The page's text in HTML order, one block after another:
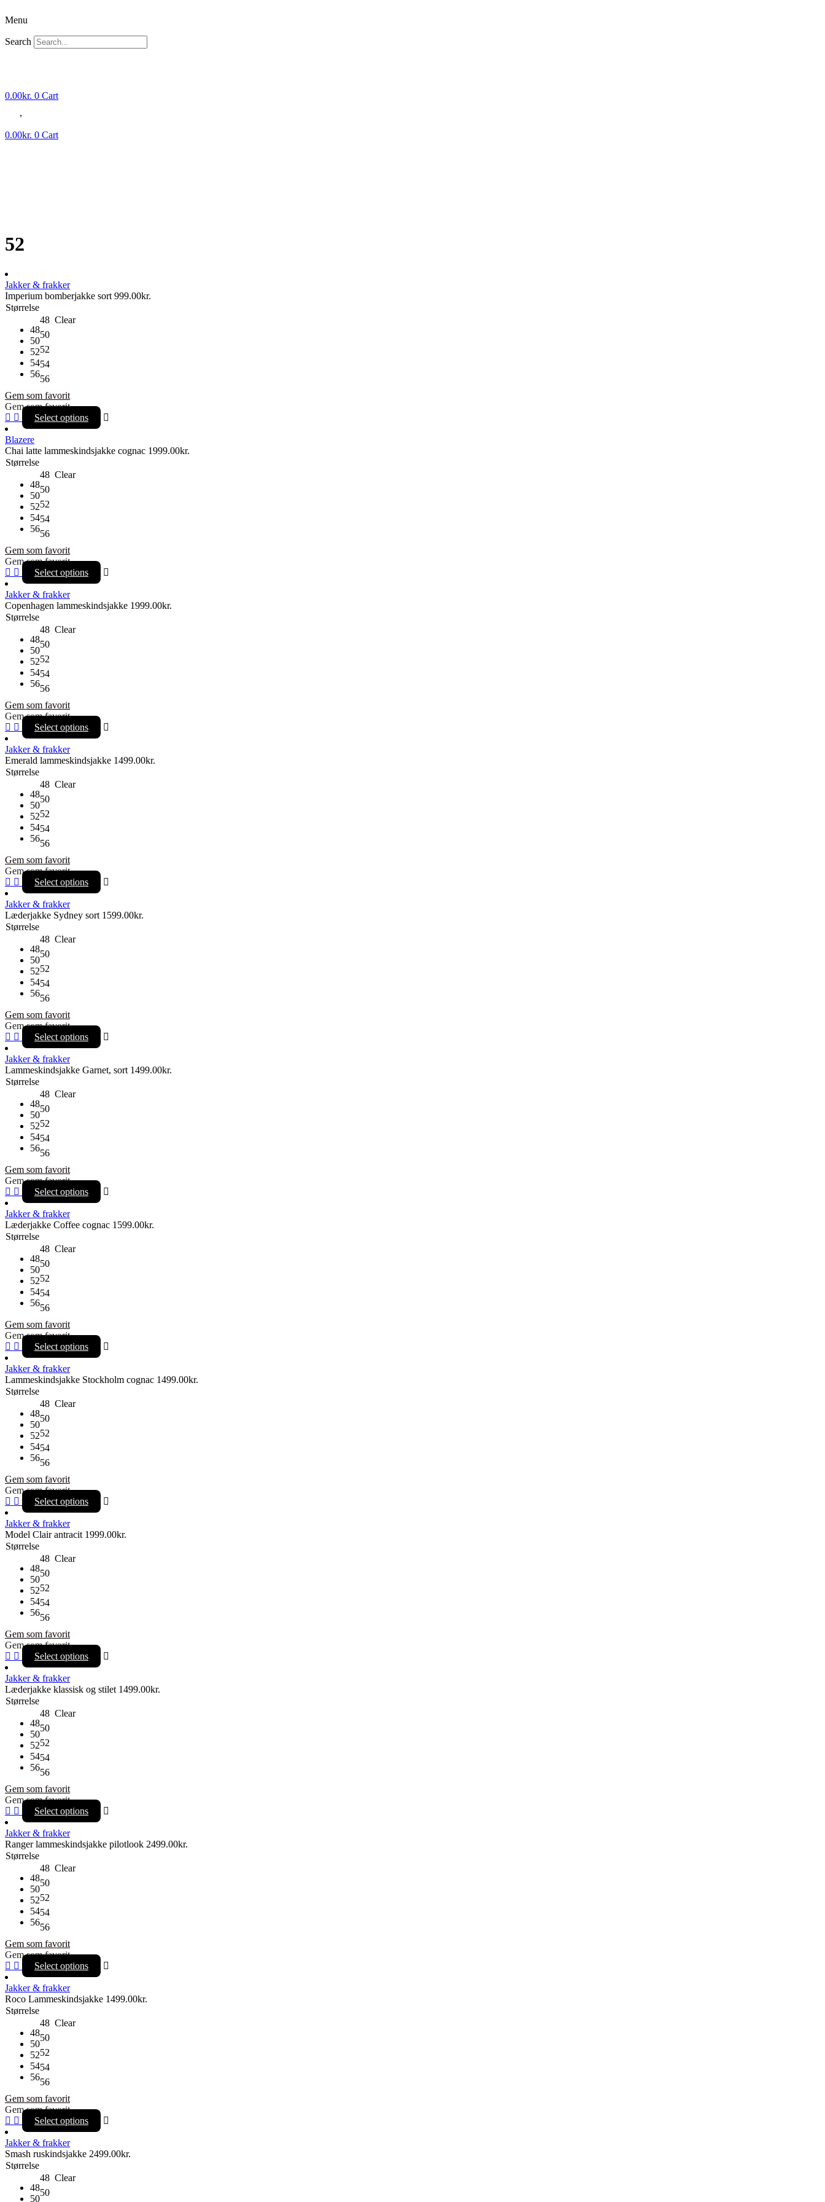
to
Menu
Search
0.00kr. 0 Cart
,
0.00kr. 0 Cart
52
Jakker & frakker
Imperium bomberjakke sort999.00kr.
Størrelse
48
50
52
54
56
48
50
52
54
56
Clear
Gem som favorit
Gem som favorit
Select options
Blazere
Chai latte lammeskindsjakke cognac 1999.00kr.
Størrelse
48
50
52
54
56
48
50
52
54
56
Clear
Gem som favorit
Gem som favorit
Select options
Jakker & frakker
Copenhagen lammeskindsjakke 1999.00kr.
Størrelse
48
50
52
54
56
48
50
52
54
56
Clear
Gem som favorit
Gem som favorit
Select options
Jakker & frakker
Emerald lammeskindsjakke 1499.00kr.
Størrelse
48
50
52
54
56
48
50
52
54
56
Clear
Gem som favorit
Gem som favorit
Select options
Jakker & frakker
Læderjakke Sydney sort 1599.00kr.
Størrelse
48
50
52
54
56
48
50
52
54
56
Clear
Gem som favorit
Gem som favorit
Select options
Jakker & frakker
Lammeskindsjakke Garnet, sort 1499.00kr.
Størrelse
48
50
52
54
56
48
50
52
54
56
Clear
Gem som favorit
Gem som favorit
Select options
Jakker & frakker
Læderjakke Coffee cognac 1599.00kr.
Størrelse
48
50
52
54
56
48
50
52
54
56
Clear
Gem som favorit
Gem som favorit
Select options
Jakker & frakker
Lammeskindsjakke Stockholm cognac 1499.00kr.
Størrelse
48
50
52
54
56
48
50
52
54
56
Clear
Gem som favorit
Gem som favorit
Select options
Jakker & frakker
Model Clair antracit 1999.00kr.
Størrelse
48
50
52
54
56
48
50
52
54
56
Clear
Gem som favorit
Gem som favorit
Select options
Jakker & frakker
Læderjakke klassisk og stilet 1499.00kr.
Størrelse
48
50
52
54
56
48
50
52
54
56
Clear
Gem som favorit
Gem som favorit
Select options
Jakker & frakker
Ranger lammeskindsjakke pilotlook 2499.00kr.
Størrelse
48
50
52
54
56
48
50
52
54
56
Clear
Gem som favorit
Gem som favorit
Select options
Jakker & frakker
Roco Lammeskindsjakke 1499.00kr.
Størrelse
48
50
52
54
56
48
50
52
54
56
Clear
Gem som favorit
Gem som favorit
Select options
Jakker & frakker
Smash ruskindsjakke 2499.00kr.
Størrelse
48
50
48
50
Clear